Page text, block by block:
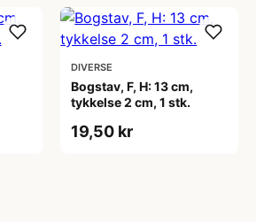
DIVERSE
Bogstav, F, H: 13 cm,
tykkelse 2 cm, 1 stk.
19,50 kr